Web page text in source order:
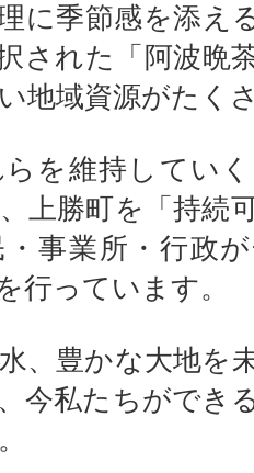
に季節感を添え
された「阿波晩
地域資源がたく
を維持してい
上勝町を「持続
事業所・行政
行っています。
、豊かな大地を
今私たちができ